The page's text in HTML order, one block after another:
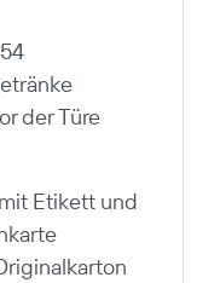
der Türe
Etikett und